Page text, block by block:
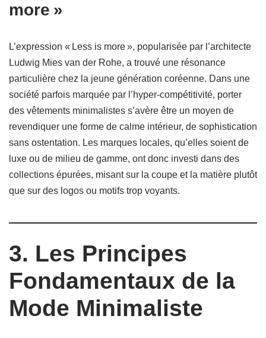
more »
L’expression « Less is more », popularisée par l’architecte
Ludwig Mies van der Rohe, a trouvé une résonance
particulière chez la jeune génération coréenne. Dans une
société parfois marquée par l’hyper-compétitivité, porter
des vêtements minimalistes s’avère être un moyen de
revendiquer une forme de calme intérieur, de sophistication
sans ostentation. Les marques locales, qu’elles soient de
luxe ou de milieu de gamme, ont donc investi dans des
collections épurées, misant sur la coupe et la matière plutôt
que sur des logos ou motifs trop voyants.
3. Les Principes
Fondamentaux de la
Mode Minimaliste